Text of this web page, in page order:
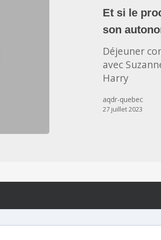
proche
aidant
venait
perdre
autonomie
Et si le
son
Déjeuner
avec
Harry
aqdr-quebec
27 juillet 2023